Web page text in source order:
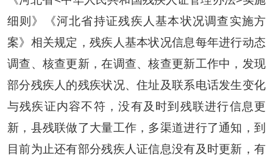
细则》《河北省持证残疾人基本状况调查实施方
案》相关规定，残疾人基本状况信息每年进行动态
调查、核查更新，在调查、核查更新工作中，发现
部分残疾人的残疾状况、住址及联系电话发生变化
与残疾证内容不符，没有及时到残联进行信息更
新，县残联做了大量工作，多渠道进行了通知，到
目前为止还有部分残疾人证信息没有及时更新，有